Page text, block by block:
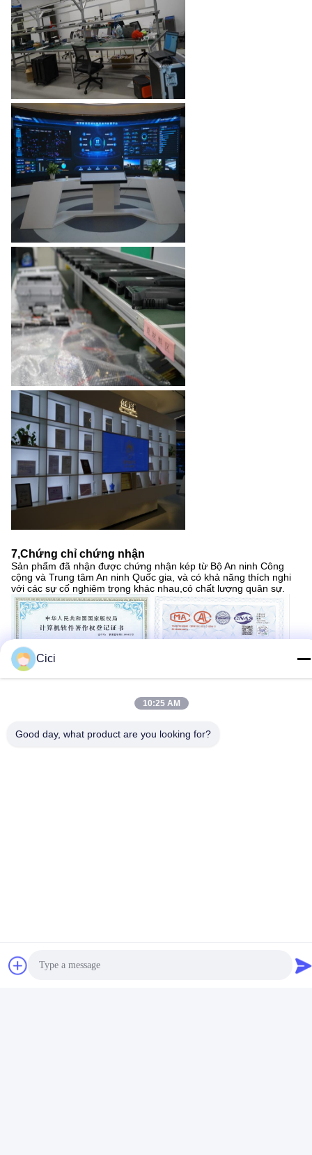
7,Chứng chỉ chứng nhận
Sản phẩm đã nhận được chứng nhận kép từ Bộ An ninh Công
cộng và Trung tâm An ninh Quốc gia, và có khả năng thích nghi
với các sự cố nghiêm trọng khác nhau,có chất lượng quân sự.
Cici
10:25 AM
Good day, what product are you looking for?